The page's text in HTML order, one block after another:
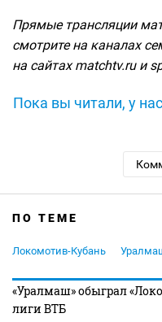
Прямые трансляции
смотрите на каналах
на сайтах matchtv.ru и
Пока вы читали, у
ПО ТЕМЕ
Локомотив-Кубань
«Уралмаш» обыграл
лиги ВТБ